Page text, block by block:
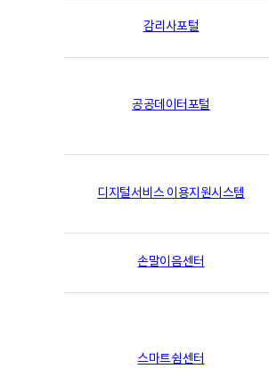
감리사포털
공공데이터포털
디지털서비스 이용지원시스템
손말이음센터
스마트쉼센터